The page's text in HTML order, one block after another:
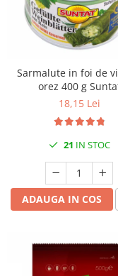
Sarmalute in foi de
orez 400 g
18,15 Lei
21 IN STOC
ADAUGA IN COS